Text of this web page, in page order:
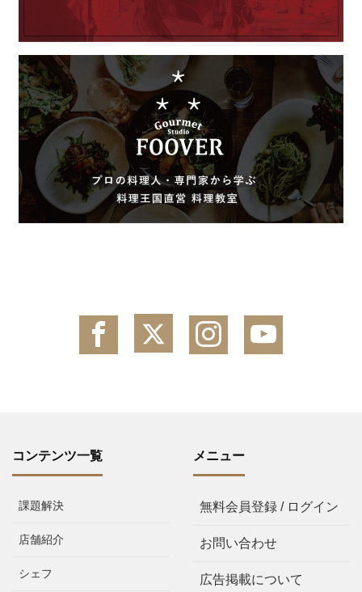
コンテンツ一覧
課題解決
店舗紹介
シェフ
メニュー
無料会員登録 / ログイン
お問い合わせ
広告掲載について